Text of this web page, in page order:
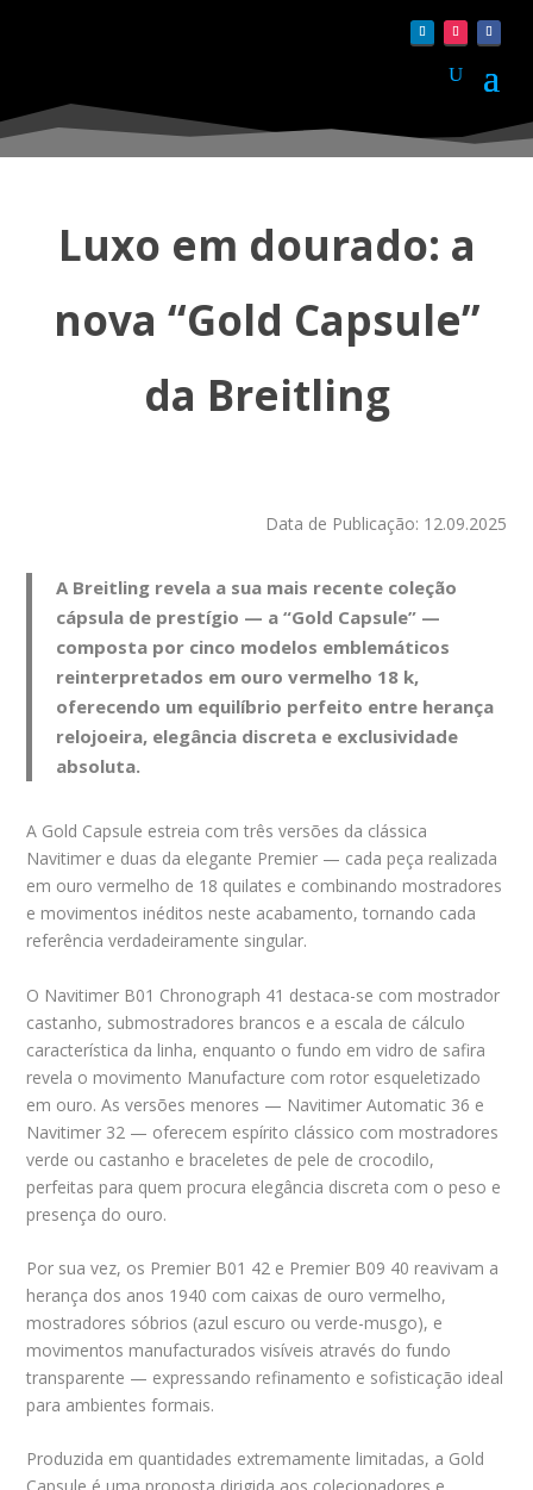
Luxo em dourado: a
nova “Gold Capsule”
da Breitling
Data de Publicação: 12.09.2025
A Breitling revela a sua mais recente coleção
cápsula de prestígio — a “Gold Capsule” —
composta por cinco modelos emblemáticos
reinterpretados em ouro vermelho 18 k,
oferecendo um equilíbrio perfeito entre herança
relojoeira, elegância discreta e exclusividade
absoluta.
A Gold Capsule estreia com três versões da clássica
Navitimer e duas da elegante Premier — cada peça realizada
em ouro vermelho de 18 quilates e combinando mostradores
e movimentos inéditos neste acabamento, tornando cada
referência verdadeiramente singular.
O Navitimer B01 Chronograph 41 destaca-se com mostrador
castanho, submostradores brancos e a escala de cálculo
característica da linha, enquanto o fundo em vidro de safira
revela o movimento Manufacture com rotor esqueletizado
em ouro. As versões menores — Navitimer Automatic 36 e
Navitimer 32 — oferecem espírito clássico com mostradores
verde ou castanho e braceletes de pele de crocodilo,
perfeitas para quem procura elegância discreta com o peso e
presença do ouro.
Por sua vez, os Premier B01 42 e Premier B09 40 reavivam a
herança dos anos 1940 com caixas de ouro vermelho,
mostradores sóbrios (azul escuro ou verde-musgo), e
movimentos manufacturados visíveis através do fundo
transparente — expressando refinamento e sofisticação ideal
para ambientes formais.
Produzida em quantidades extremamente limitadas, a Gold